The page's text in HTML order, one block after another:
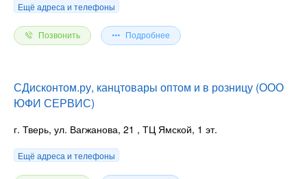
Ещё адреса и телефоны
Позвонить Подробнее
СДисконтом.ру, канцтовары оптом и в розницу (ООО
ЮФИ СЕРВИС)
г. Тверь, ул. Вагжанова, 21 , ТЦ Ямской, 1 эт.
Ещё адреса и телефоны